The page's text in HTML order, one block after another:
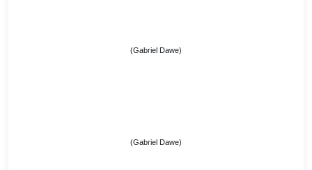
(Gabriel Dawe)
(Gabriel Dawe)